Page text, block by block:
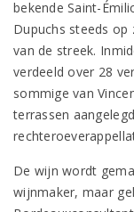
bekende Saint-
Dupuchs steeds
van de streek.
verdeeld over 28
sommige van
terrassen
De wijn wordt
wijnmaker, maar